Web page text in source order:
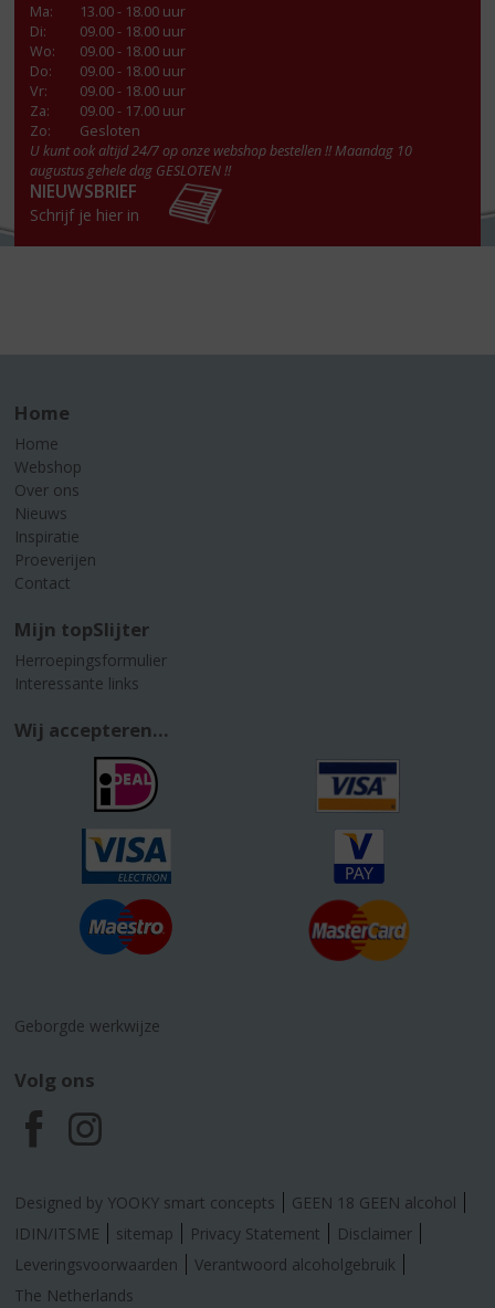
Ma:
13.00 - 18.00 uur
Di:
09.00 - 18.00 uur
Wo:
09.00 - 18.00 uur
Do:
09.00 - 18.00 uur
Vr:
09.00 - 18.00 uur
Za:
09.00 - 17.00 uur
Zo:
Gesloten
U kunt ook altijd 24/7 op onze webshop bestellen !! Maandag 10
augustus gehele dag GESLOTEN !!
NIEUWSBRIEF
Schrijf je hier in
Home
Home
Webshop
Over ons
Nieuws
Inspiratie
Proeverijen
Contact
Mijn topSlijter
Herroepingsformulier
Interessante links
Wij accepteren...
Geborgde werkwijze
Volg ons
F
a
c
I
n
s
Designed by YOOKY smart concepts
GEEN 18 GEEN alcohol
IDIN/ITSME
sitemap Privacy Statement
Disclaimer
Leveringsvoorwaarden
Verantwoord alcoholgebruik
The Netherlands